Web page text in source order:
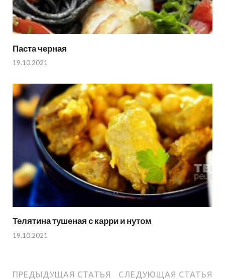
Паста черная
19.10.2021
Телятина тушеная с карри и нутом
19.10.2021
ПРЕДЫДУЩАЯ СТАТЬЯ СЛЕДУЮЩАЯ СТАТЬЯ